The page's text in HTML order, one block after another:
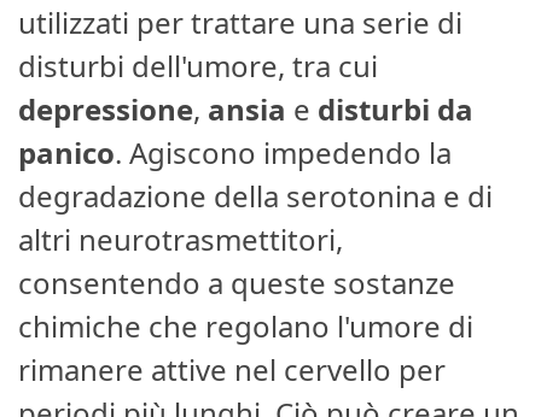
utilizzati per trattare una serie di
disturbi dell'umore, tra cui
depressione, ansia e disturbi da
panico. Agiscono impedendo la
degradazione della serotonina e di
altri neurotrasmettitori,
consentendo a queste sostanze
chimiche che regolano l'umore di
rimanere attive nel cervello per